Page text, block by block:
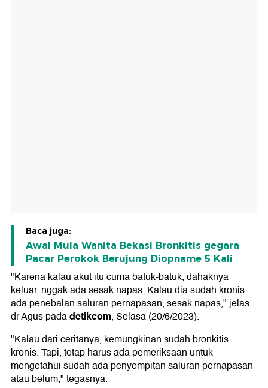
Baca juga:
Awal Mula Wanita Bekasi Bronkitis gegara
Pacar Perokok Berujung Diopname 5 Kali
"Karena kalau akut itu cuma batuk-batuk, dahaknya
keluar, nggak ada sesak napas. Kalau dia sudah kronis,
ada penebalan saluran pernapasan, sesak napas," jelas
dr Agus padadetikcom, Selasa (20/6/2023).
"Kalau dari ceritanya, kemungkinan sudah bronkitis
kronis. Tapi, tetap harus ada pemeriksaan untuk
mengetahui sudah ada penyempitan saluran pernapasan
atau belum," tegasnya.